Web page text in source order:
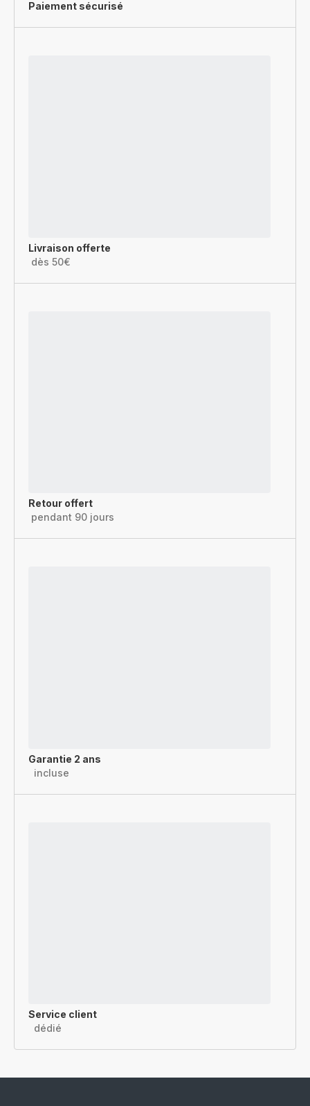
Paiement sécurisé
Livraison offerte
dès 50€
Retour offert
pendant 90 jours
Garantie 2 ans
incluse
Service client
dédié